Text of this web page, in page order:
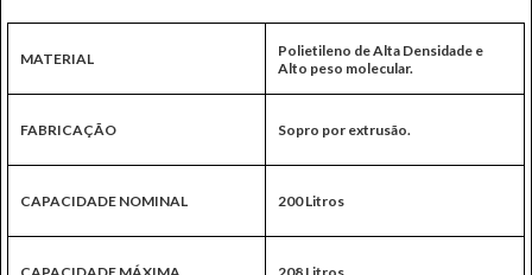
MATERIAL
Polietileno de Alta Densidade e
Alto peso molecular.
FABRICAÇÃO Sopro por extrusão.
CAPACIDADE NOMINAL 200 Litros